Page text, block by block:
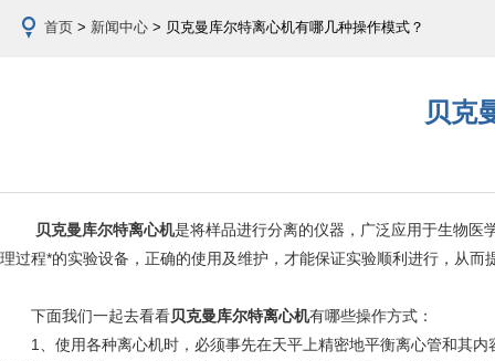
首页 > 新闻中心 > 贝克曼库尔特离心机有哪几种操作模式？
贝克
贝克曼库尔特离心机是将样品进行分离的仪器，广泛应用于生物医
理过程*的实验设备，正确的使用及维护，才能保证实验顺利进行，从而
下面我们一起去看看贝克曼库尔特离心机有哪些操作方式：
1、使用各种离心机时，必须事先在天平上精密地平衡离心管和其内